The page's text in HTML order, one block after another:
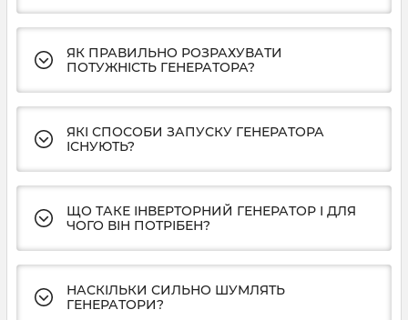
ЯК ПРАВИЛЬНО РОЗРАХУВАТИ
ПОТУЖНІСТЬ ГЕНЕРАТОРА?
ЯКІ СПОСОБИ ЗАПУСКУ ГЕНЕРАТОРА
ІСНУЮТЬ?
ЩО ТАКЕ ІНВЕРТОРНИЙ ГЕНЕРАТОР І ДЛЯ
ЧОГО ВІН ПОТРІБЕН?
НАСКІЛЬКИ СИЛЬНО ШУМЛЯТЬ
ГЕНЕРАТОРИ?